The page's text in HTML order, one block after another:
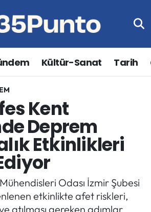
Kültür-Sanat Tarih
Kent
Deprem
Etkinlikleri
Odası İzmir Şubesi
etkinlikte afet riskleri,
atılması gereken adımlar